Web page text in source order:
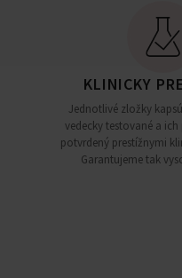
KLINICKY
Jednotlivé zložky
vedecky testované a
potvrdený prestížnymi
Garantujeme tak